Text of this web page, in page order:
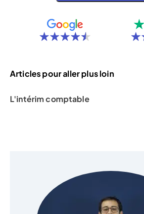
Articles pour aller plus loin
L'intérim comptable